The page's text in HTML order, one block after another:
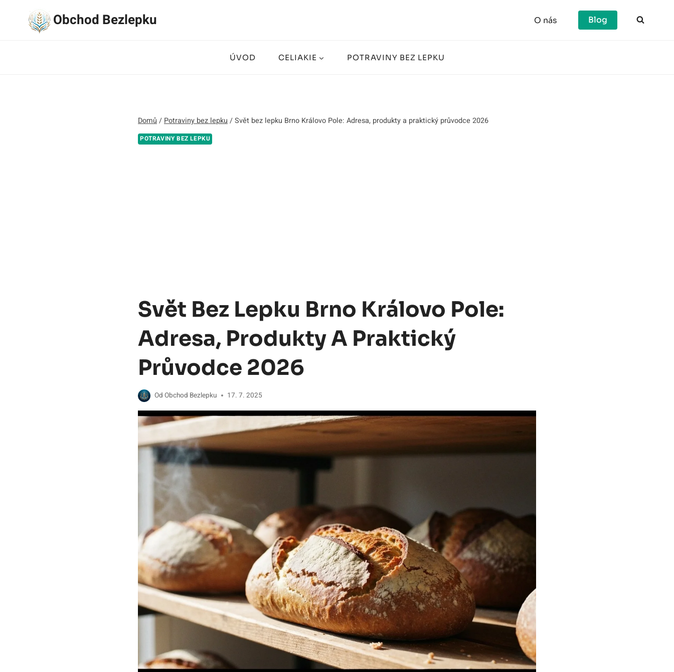
Obchod Bezlepku O nás Blog
ÚVOD CELIAKIE POTRAVINY BEZ LEPKU
Domů / Potraviny bez lepku /Svět bez lepku Brno Královo Pole: Adresa, produkty a praktický průvodce 2026
POTRAVINY BEZ LEPKU
Svět Bez Lepku Brno Královo Pole:
Adresa, Produkty A Praktický
Průvodce 2026
Od Obchod Bezlepku 17. 7. 2025